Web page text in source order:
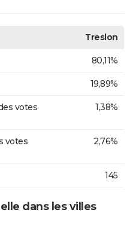
Treslon
80,11%
19,89%
votes
1,38%
votes
2,76%
145
dans les villes